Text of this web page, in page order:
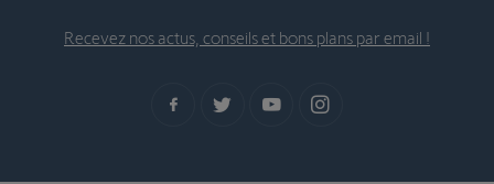
Recevez nos actus, conseils et bons plans par email !